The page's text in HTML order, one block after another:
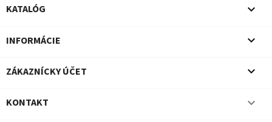
KATALÓG 
INFORMÁCIE 
ZÁKAZNÍCKY ÚČET 
KONTAKT 